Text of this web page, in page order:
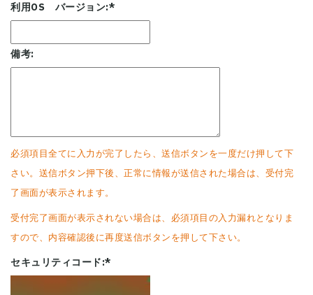
利用OS バージョン:*
備考:
必須項目全てに入力が完了したら、送信ボタンを一度だけ押して下
さい。送信ボタン押下後、正常に情報が送信された場合は、受付完
了画面が表示されます。
受付完了画面が表示されない場合は、必須項目の入力漏れとなりま
すので、内容確認後に再度送信ボタンを押して下さい。
セキュリティコード:*